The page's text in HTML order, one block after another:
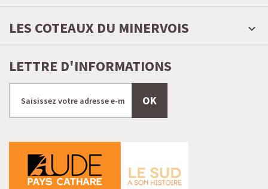
LES COTEAUX DU MINERVOIS
LETTRE D'INFORMATIONS
OK